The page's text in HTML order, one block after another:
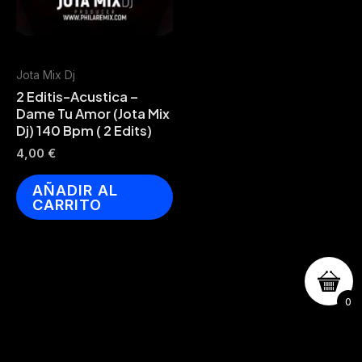
Jota Mix Dj
2 Editis-Acustica –
Dame Tu Amor (Jota Mix
Dj) 140 Bpm ( 2 Edits)
4,00 €
AÑADIR AL
CARRITO
0